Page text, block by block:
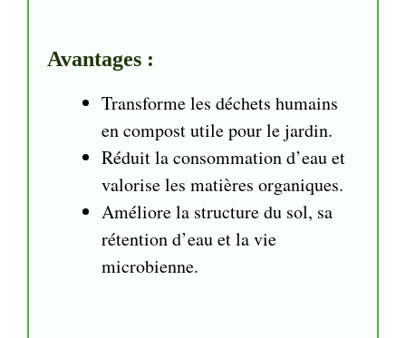
Avantages :
Transforme les déchets humains
en compost utile pour le jardin.
Réduit la consommation d’eau et
valorise les matières organiques.
Améliore la structure du sol, sa
rétention d’eau et la vie
microbienne.